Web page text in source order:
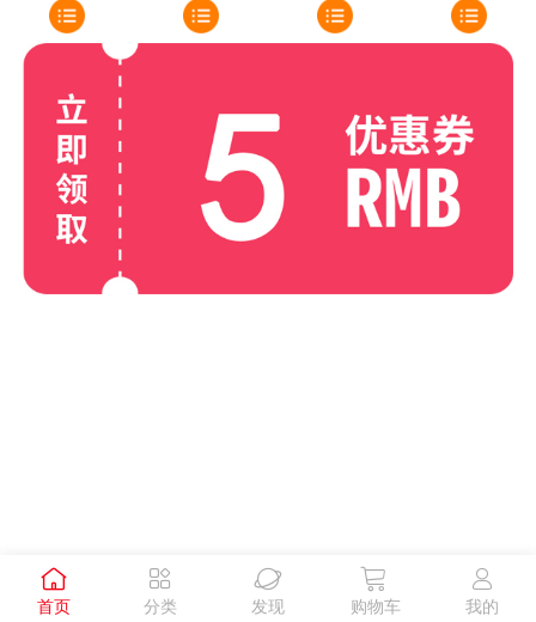

首页

分类

发现

购物车

我的